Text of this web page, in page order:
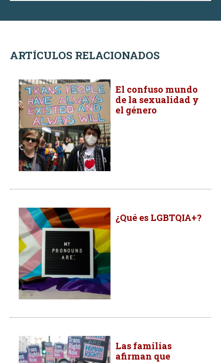
ARTÍCULOS RELACIONADOS
El confuso mundo
de la sexualidad y
el género
¿Qué es LGBTQIA+?
Las familias
afirman que